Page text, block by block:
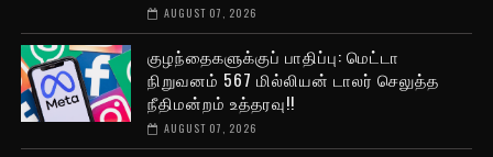
AUGUST 07, 2026
குழந்தைகளுக்குப் பாதிப்பு: மெட்டா
நிறுவனம் 567 மில்லியன் டாலர் செலுத்த
நீதிமன்றம் உத்தரவு!!
AUGUST 07, 2026